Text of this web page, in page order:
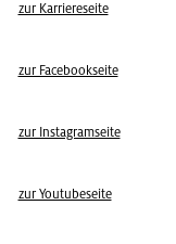
zur Kar­rie­re­sei­te
zur Face­book­sei­te
zur In­sta­gram­sei­te
zur You­tube­sei­te